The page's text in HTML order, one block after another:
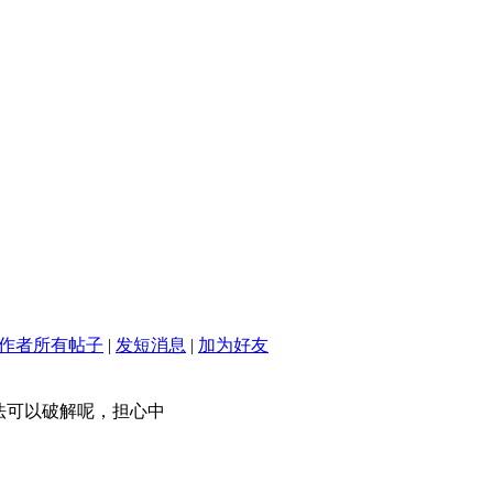
者所有帖子 | 发短消息 | 加为好友
以破解呢，担心中